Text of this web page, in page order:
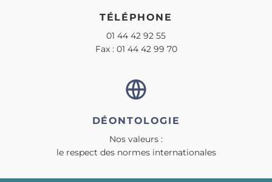
TÉLÉPHONE
01 44 42 92 55
Fax : 01 44 42 99 70
DÉONTOLOGIE
Nos valeurs :
le respect des normes internationales